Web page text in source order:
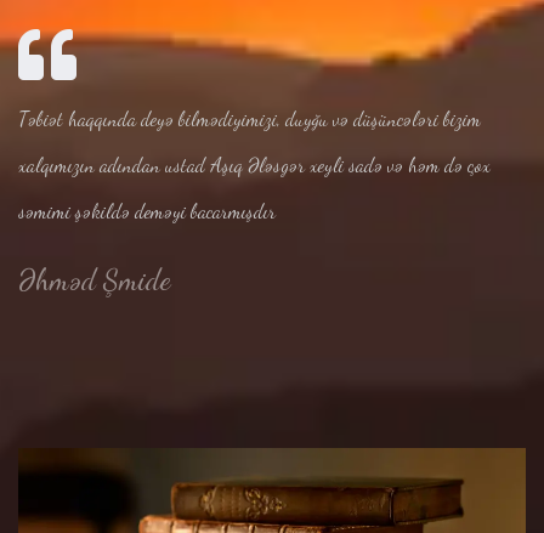
Təbiət haqqında deyə bilmədiyimizi, duyğu və düşüncələri bizim
xalqımızın adından ustad Aşıq Ələsgər xeyli sadə və həm də çox
səmimi şəkildə deməyi bacarmışdır
Əhməd Şmide